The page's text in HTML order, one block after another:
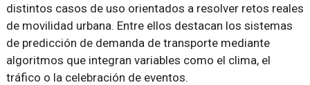
distintos casos de uso orientados a resolver retos reales
de movilidad urbana. Entre ellos destacan los sistemas
de predicción de demanda de transporte mediante
algoritmos que integran variables como el clima, el
tráfico o la celebración de eventos.